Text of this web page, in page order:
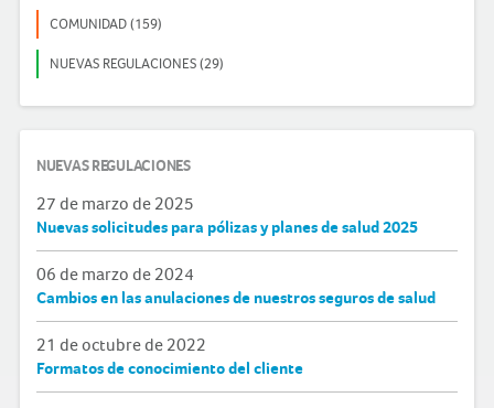
COMUNIDAD (159)
NUEVAS REGULACIONES (29)
NUEVAS REGULACIONES
27 de marzo de 2025
Nuevas solicitudes para pólizas y planes de salud 2025
06 de marzo de 2024
Cambios en las anulaciones de nuestros seguros de salud
21 de octubre de 2022
Formatos de conocimiento del cliente